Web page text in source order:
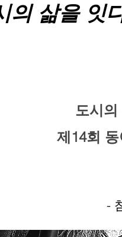
의 삶을 잇
도시
제14회
-